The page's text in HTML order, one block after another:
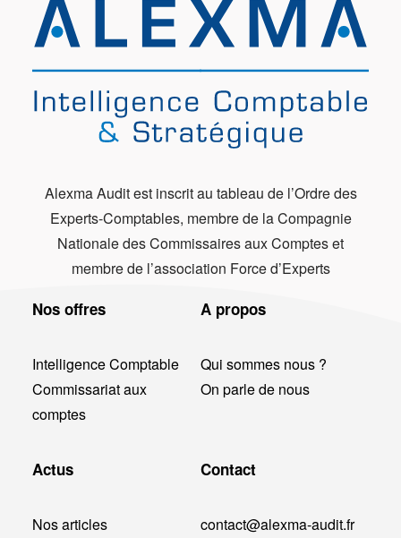
Alexma Audit est inscrit au tableau de l’Ordre des
Experts-Comptables, membre de la Compagnie
Nationale des Commissaires aux Comptes et
membre de l’association Force d’Experts
Nos offres
Intelligence Comptable
Commissariat aux
comptes
A propos
Qui sommes nous ?
On parle de nous
Actus
Nos articles
Contact
contact@alexma-audit.fr